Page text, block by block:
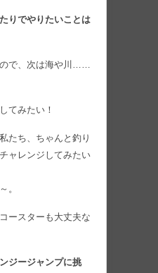
りでやりたいことは
ので、次は海や川……
てみたい！
たち、ちゃんと釣り
ャレンジしてみたい
。
ースターも大丈夫な
ジージャンプに挑